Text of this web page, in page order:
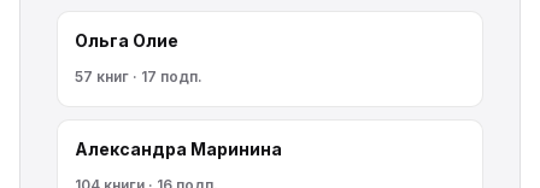
Ольга Олие
57 книг · 17 подп.
Александра Маринина